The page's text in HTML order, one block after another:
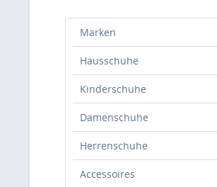
Marken
Hausschuhe
Kinderschuhe
Damenschuhe
Herrenschuhe
Accessoires